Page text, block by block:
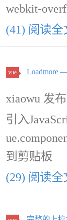
webkit-
(41) 阅读全
vue Loadmore
xiaowu 发
引入
到剪贴板
(29) 阅读全